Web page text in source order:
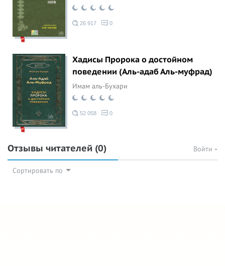
26 917 0
Хадисы Пророка о достойном
поведении (Аль-адаб Аль-муфрад)
Имам аль-Бухари
52 058 0
Отзывы читателей (0) Войти
Сортировать по